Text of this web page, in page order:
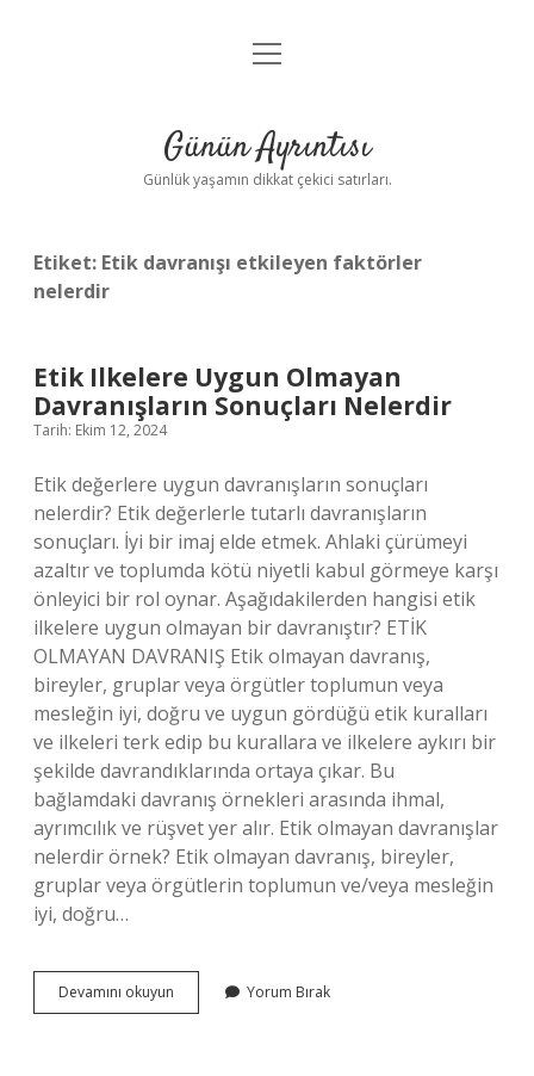
Anasayfa
Yasal Uyarı
menüyü
Günün Ayrıntısı
Günlük yaşamın dikkat çekici satırları.
Etiket: Etik davranışı etkileyen faktörler
nelerdir
Etik Ilkelere Uygun Olmayan
Davranışların Sonuçları Nelerdir
Tarih: Ekim 12, 2024
Etik değerlere uygun davranışların sonuçları
nelerdir? Etik değerlerle tutarlı davranışların
sonuçları. İyi bir imaj elde etmek. Ahlaki çürümeyi
azaltır ve toplumda kötü niyetli kabul görmeye karşı
önleyici bir rol oynar. Aşağıdakilerden hangisi etik
ilkelere uygun olmayan bir davranıştır? ETİK
OLMAYAN DAVRANIŞ Etik olmayan davranış,
bireyler, gruplar veya örgütler toplumun veya
mesleğin iyi, doğru ve uygun gördüğü etik kuralları
ve ilkeleri terk edip bu kurallara ve ilkelere aykırı bir
şekilde davrandıklarında ortaya çıkar. Bu
bağlamdaki davranış örnekleri arasında ihmal,
ayrımcılık ve rüşvet yer alır. Etik olmayan davranışlar
nelerdir örnek? Etik olmayan davranış, bireyler,
gruplar veya örgütlerin toplumun ve/veya mesleğin
iyi, doğru…
Devamını okuyun
Ilkelere
Yorum Bırak